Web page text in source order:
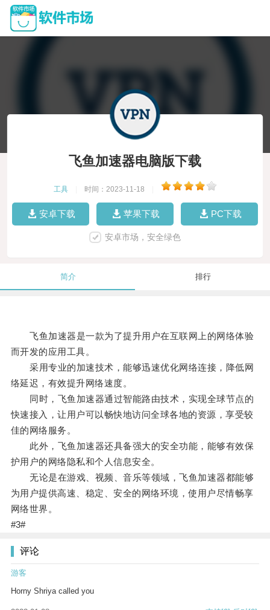
飞鱼加速器电脑版下载
工具 时间：2023-11-18
安卓下载 苹果下载 PC下载
安卓市场，安全绿色
简介 排行
飞鱼加速器是一款为了提升用户在互联网上的网络体验
而开发的应用工具。
采用专业的加速技术，能够迅速优化网络连接，降低网
络延迟，有效提升网络速度。
同时，飞鱼加速器通过智能路由技术，实现全球节点的
快速接入，让用户可以畅快地访问全球各地的资源，享受较
佳的网络服务。
此外，飞鱼加速器还具备强大的安全功能，能够有效保
护用户的网络隐私和个人信息安全。
无论是在游戏、视频、音乐等领域，飞鱼加速器都能够
为用户提供高速、稳定、安全的网络环境，使用户尽情畅享
网络世界。
#3#
评论
游客
Horny Shriya called you